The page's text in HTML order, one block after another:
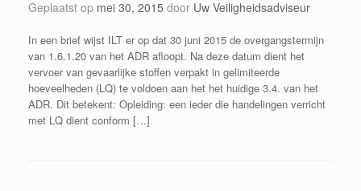
Geplaatst op mei 30, 2015 door Uw Veiligheidsadviseur
In een brief wijst ILT er op dat 30 juni 2015 de overgangstermijn
van 1.6.1.20 van het ADR afloopt. Na deze datum dient het
vervoer van gevaarlijke stoffen verpakt in gelimiteerde
hoeveelheden (LQ) te voldoen aan het het huidige 3.4. van het
ADR. Dit betekent: Opleiding: een ieder die handelingen verricht
met LQ dient conform […]